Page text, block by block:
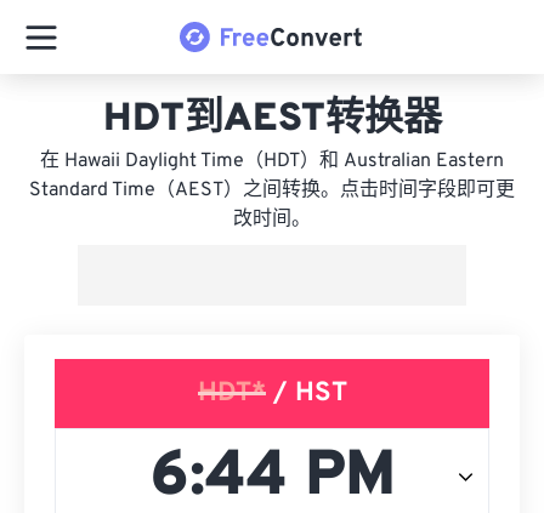
HDT到AEST转换器
在 Hawaii Daylight Time（HDT）和 Australian Eastern
Standard Time（AEST）之间转换。点击时间字段即可更
改时间。
HDT*/ HST